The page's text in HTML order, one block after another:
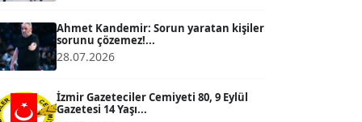
Köşe Yazarı
Köşe Yazarı
Ahmet Kandemir: Sorun yaratan kişiler
sorunu çözemez!...
28.07.2026
İzmir Gazeteciler Cemiyeti 80, 9 Eylül
Gazetesi 14 Yaşı...